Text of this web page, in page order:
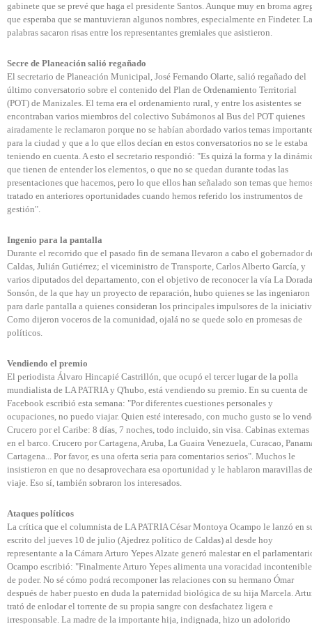
gabinete que se prevé que haga el presidente Santos. Aunque muy en broma
que esperaba que se mantuvieran algunos nombres, especialmente en Findeter.
palabras sacaron risas entre los representantes gremiales que asistieron.
Secre de Planeación salió regañado
El secretario de Planeación Municipal, José Fernando Olarte, salió regañado del
último conversatorio sobre el contenido del Plan de Ordenamiento Territorial
(POT) de Manizales. El tema era el ordenamiento rural, y entre los asistentes se
encontraban varios miembros del colectivo Subámonos al Bus del POT quienes
airadamente le reclamaron porque no se habían abordado varios temas
para la ciudad y que a lo que ellos decían en estos conversatorios no se le estaba
teniendo en cuenta. A esto el secretario respondió: "Es quizá la forma y la
que tienen de entender los elementos, o que no se quedan durante todas las
presentaciones que hacemos, pero lo que ellos han señalado son temas que
tratado en anteriores oportunidades cuando hemos referido los instrumentos de
gestión".
Ingenio para la pantalla
Durante el recorrido que el pasado fin de semana llevaron a cabo el gobernador
Caldas, Julián Gutiérrez; el viceministro de Transporte, Carlos Alberto García, y
varios diputados del departamento, con el objetivo de reconocer la vía La
Sonsón, de la que hay un proyecto de reparación, hubo quienes se las ingeniaron
para darle pantalla a quienes consideran los principales impulsores de la
Como dijeron voceros de la comunidad, ojalá no se quede solo en promesas de
políticos.
Vendiendo el premio
El periodista Álvaro Hincapié Castrillón, que ocupó el tercer lugar de la polla
mundialista de LA PATRIA y Q'hubo, está vendiendo su premio. En su cuenta de
Facebook escribió esta semana: "Por diferentes cuestiones personales y
ocupaciones, no puedo viajar. Quien esté interesado, con mucho gusto se lo
Crucero por el Caribe: 8 días, 7 noches, todo incluido, sin visa. Cabinas externas
en el barco. Crucero por Cartagena, Aruba, La Guaira Venezuela, Curacao,
Cartagena... Por favor, es una oferta seria para comentarios serios". Muchos le
insistieron en que no desaprovechara esa oportunidad y le hablaron maravillas
viaje. Eso sí, también sobraron los interesados.
Ataques políticos
La crítica que el columnista de LA PATRIA César Montoya Ocampo le lanzó en
escrito del jueves 10 de julio (Ajedrez político de Caldas) al desde hoy
representante a la Cámara Arturo Yepes Alzate generó malestar en el
Ocampo escribió: "Finalmente Arturo Yepes alimenta una voracidad incontenible
de poder. No sé cómo podrá recomponer las relaciones con su hermano Ómar
después de haber puesto en duda la paternidad biológica de su hija Marcela.
trató de enlodar el torrente de su propia sangre con desfachatez ligera e
irresponsable. La madre de la importante hija, indignada, hizo un adolorido